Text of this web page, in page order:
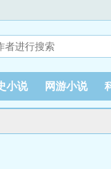
小说 网游小说